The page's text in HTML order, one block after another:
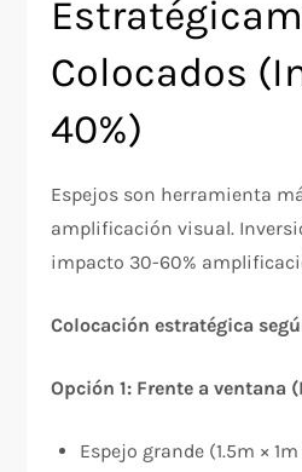
Colocados
40%)
Espejos son herramienta
amplificación visual.
impacto 30-60%
Colocación estratégica
Opción 1: Frente a ventana
Espejo grande (1.5m ×